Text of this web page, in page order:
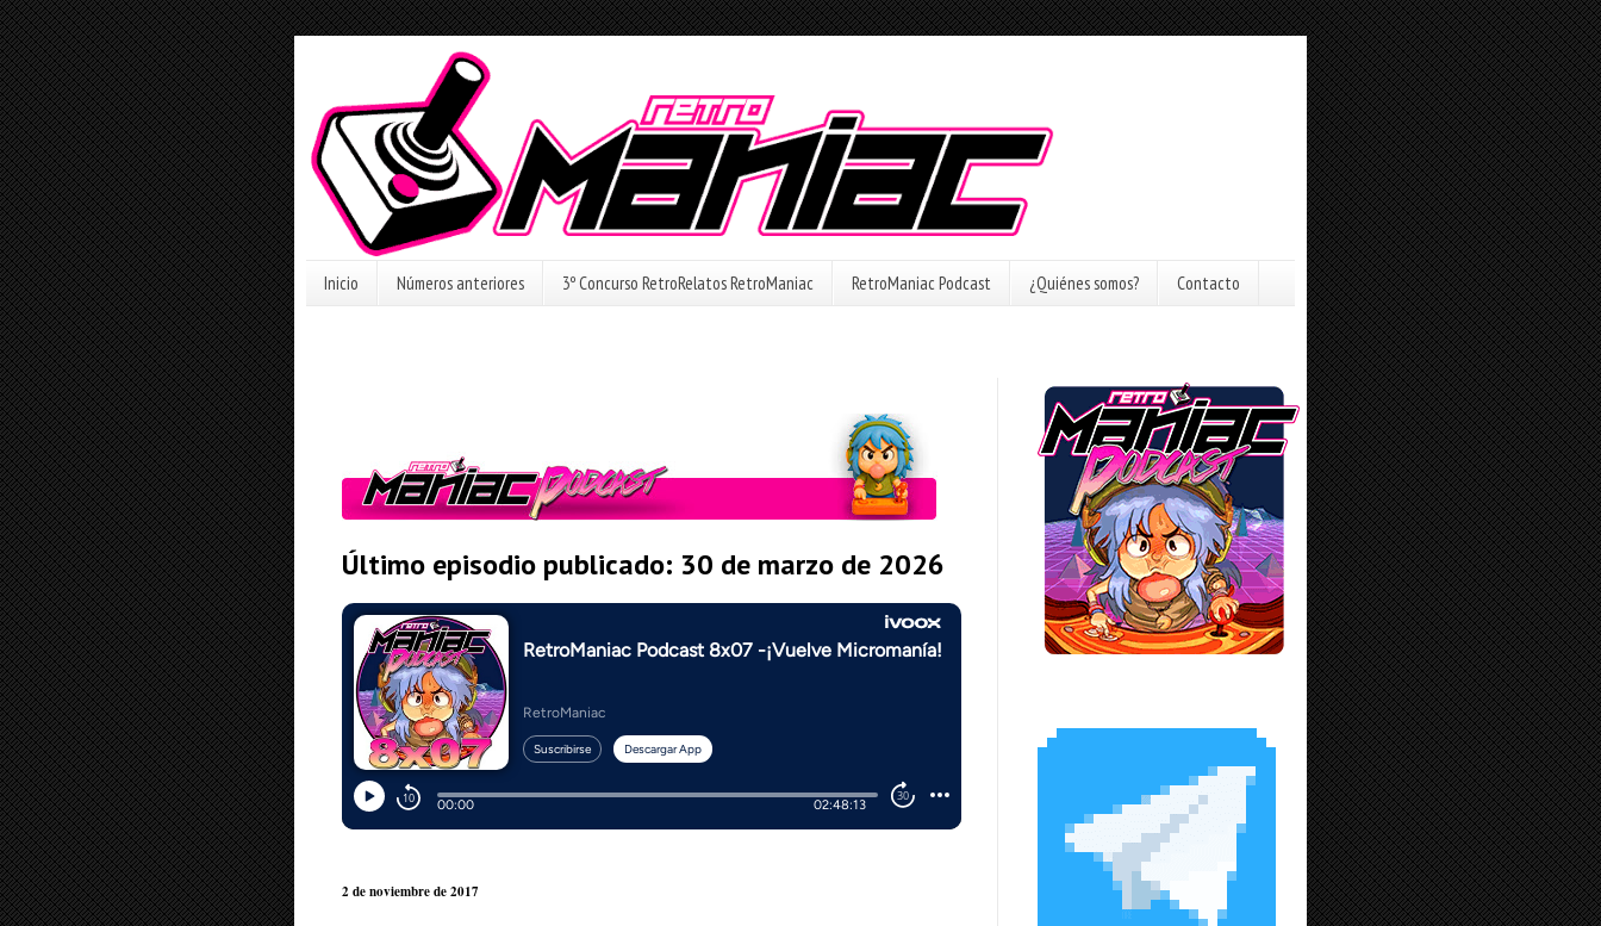
Inicio Números anteriores 3º Concurso RetroRelatos RetroManiac RetroManiac Podcast ¿Quiénes somos? Contacto
Último episodio publicado: 30 de marzo de 2026
2 de noviembre de 2017